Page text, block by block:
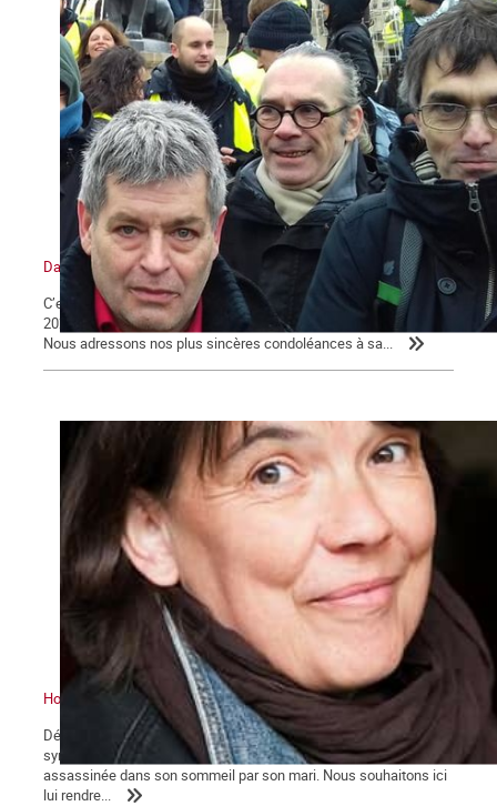
Daniel Petri (1960-2021) : un militant trotskyste
C’est avec tristesse que nous avons appris, ce dimanche 29 août
2021, le décès de Daniel Petri à son domicile à l’âge de 61 ans.
Nous adressons nos plus sincères condoléances à sa...
Hommage à Frédérique
Début août, notre camarade et amie, Frédérique Mulot,
sympathisante de la Commune, décédait à 52 ans, atrocement
assassinée dans son sommeil par son mari. Nous souhaitons ici
lui rendre...